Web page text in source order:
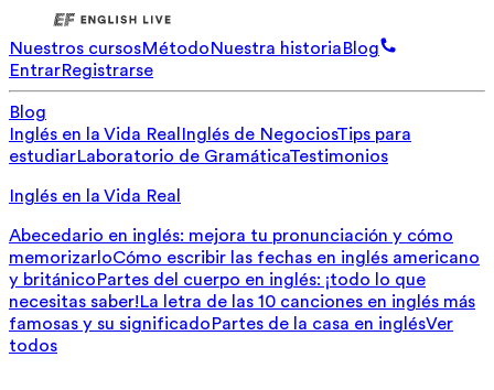
Nuestros cursosMétodoNuestra historiaBlog
EntrarRegistrarse
Blog
Inglés en la Vida Real Inglés de NegociosTips para
estudiarLaboratorio de GramáticaTestimonios
Inglés en la Vida Real
Abecedario en inglés: mejora tu pronunciación y cómo
memorizarloCómo escribir las fechas en inglés americano
y británicoPartes del cuerpo en inglés: ¡todo lo que
necesitas saber!La letra de las 10 canciones en inglés más
famosas y su significadoPartes de la casa en inglésVer
todos